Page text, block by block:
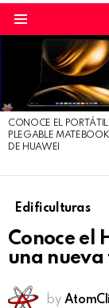
STORIES
CONOCE EL PORTÁTIL
PLEGABLE
DE HUAWEI
Edificulturas
Conoce el
una
by